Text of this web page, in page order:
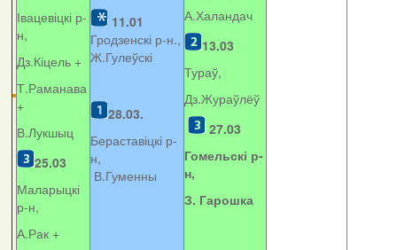
Івацевіцкі р-
н,
Дз.Кіцель +
Т.Раманава
+
В.Лукшыц
25.03
Маларыцкі
р-н,
А.Рак +
11.01
Гродзенскі р-н.,
Ж.Гулеўскі
28.03.
Бераставіцкі р-
н,
В.Гуменны
А.Халандач
13.03
Тураў,
Дз.Жураўлёў
27.03
Гомельскі р-
н,
З. Гарошка